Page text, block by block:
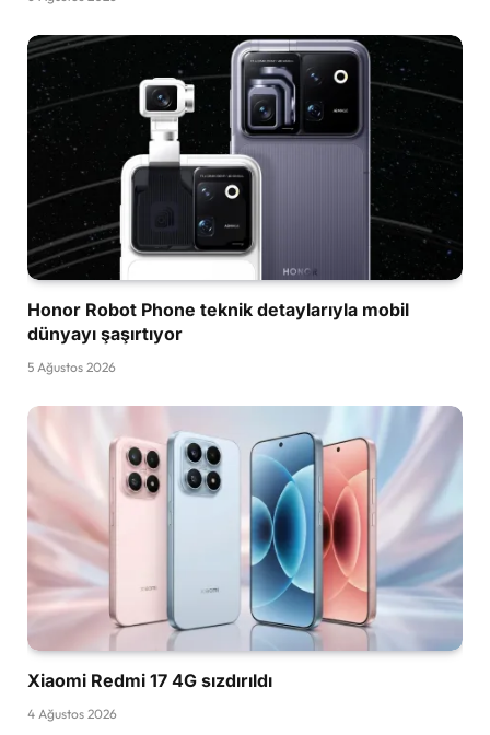
Honor Robot Phone teknik detaylarıyla mobil
dünyayı şaşırtıyor
5 Ağustos 2026
Xiaomi Redmi 17 4G sızdırıldı
4 Ağustos 2026